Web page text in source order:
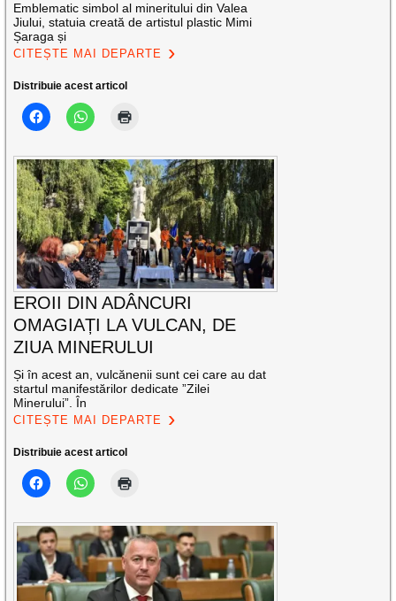
Emblematic simbol al mineritului din Valea
Jiului, statuia creată de artistul plastic Mimi
Șaraga și
CITEȘTE MAI DEPARTE
Distribuie acest articol
EROII DIN ADÂNCURI
OMAGIAȚI LA VULCAN, DE
ZIUA MINERULUI
Și în acest an, vulcănenii sunt cei care au dat
startul manifestărilor dedicate ”Zilei
Minerului”. În
CITEȘTE MAI DEPARTE
Distribuie acest articol